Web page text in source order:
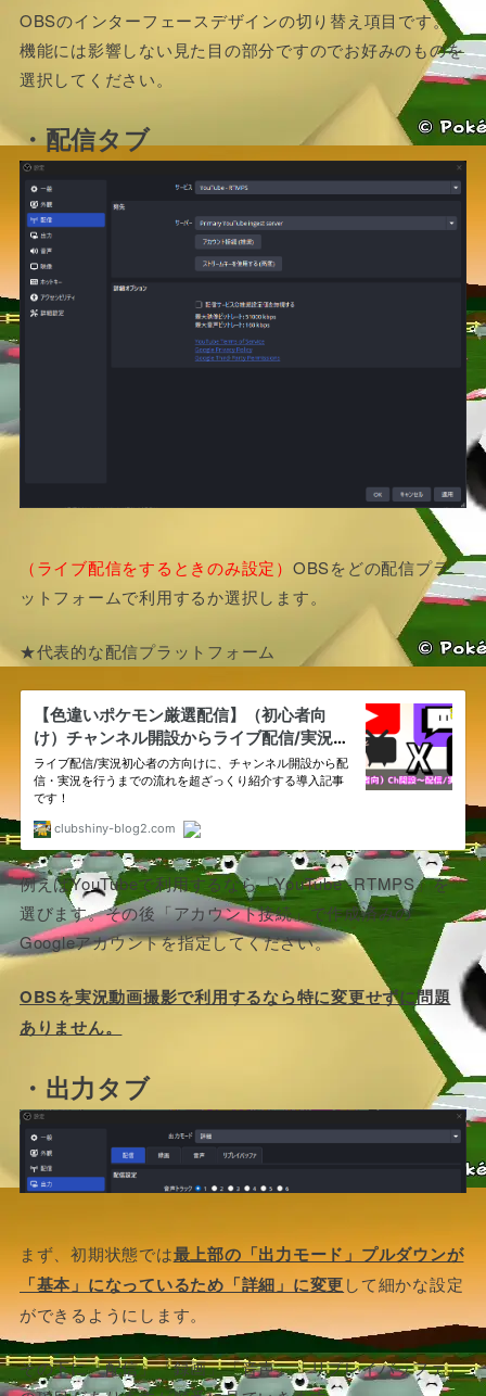
OBSのインターフェースデザインの切り替え項目です。
機能には影響しない見た目の部分ですのでお好みのものを
選択してください。
・配信タブ
（ライブ配信をするときのみ設定） OBSをどの配信プラ
ットフォームで利用するか選択します。
★代表的な配信プラットフォーム
例えばYouTubeで利用するなら「YouTube -RTMPS」を
選びます。その後「アカウント接続」で作成済みの
Googleアカウントを指定してください。
OBSを実況動画撮影で利用するなら特に変更せずに問題
ありません。
・出力タブ
まず、初期状態では最上部の「出力モード」プルダウンが
「基本」になっているため「詳細」に変更して細かな設定
ができるようにします。
その下に「配信」「録画」「音声」「リプレイバッファ」